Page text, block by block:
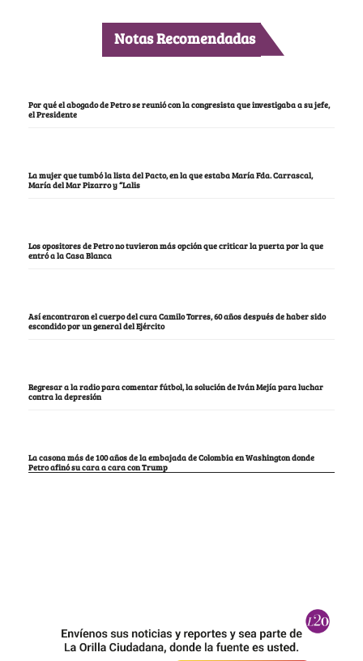
Notas Recomendadas
Por qué el abogado de Petro se reunió con la congresista que investigaba a su jefe,
el Presidente
La mujer que tumbó la lista del Pacto, en la que estaba María Fda. Carrascal,
María del Mar Pizarro y “Lalis
Los opositores de Petro no tuvieron más opción que criticar la puerta por la que
entró a la Casa Blanca
Así encontraron el cuerpo del cura Camilo Torres, 60 años después de haber sido
escondido por un general del Ejército
Regresar a la radio para comentar fútbol, la solución de Iván Mejía para luchar
contra la depresión
La casona más de 100 años de la embajada de Colombia en Washington donde
Petro afinó su cara a cara con Trump